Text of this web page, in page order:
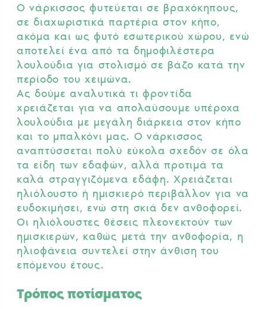
Ο νάρκισσος φυτεύεται σε βραχόκηπους,
σε διαχωριστικά παρτέρια στον κήπο,
ακόμα και ως φυτό εσωτερικού χώρου, ενώ
αποτελεί ένα από τα δημοφιλέστερα
λουλούδια για στολισμό σε βάζο κατά την
περίοδο του χειμώνα.
Ας δούμε αναλυτικά τι φροντίδα
χρειάζεται για να απολαύσουμε υπέροχα
λουλούδια με μεγάλη διάρκεια στον κήπο
και το μπαλκόνι μας. Ο νάρκισσος
αναπτύσσεται πολύ εύκολα σχεδόν σε όλα
τα είδη των εδαφών, αλλά προτιμά τα
καλά στραγγιζόμενα εδάφη. Χρειάζεται
ηλιόλουστο ή ημισκιερό περιβάλλον για να
ευδοκιμήσει, ενώ στη σκιά δεν ανθοφορεί.
Οι ηλιόλουστες θέσεις πλεονεκτούν των
ημισκιερών, καθώς μετά την ανθοφορία, η
ηλιοφάνεια συντελεί στην άνθιση του
επόμενου έτους.
Τρόπος ποτίσματος